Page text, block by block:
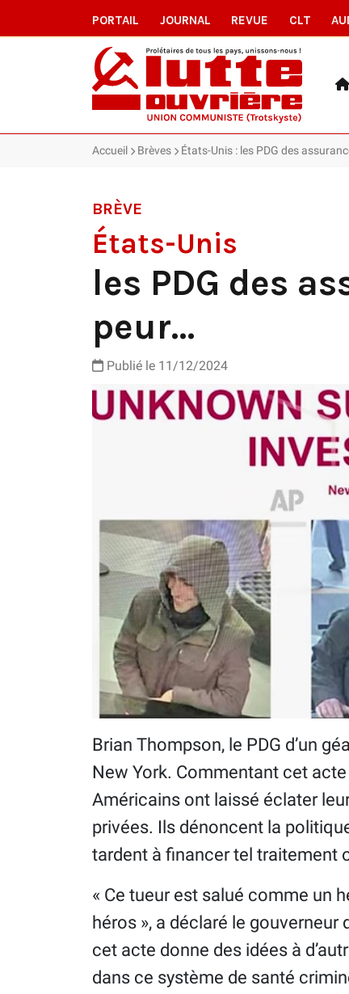
PORTAIL JOURNAL REVUE CLT
Accueil Brèves États-Unis : les PDG des
BRÈVE
États-Unis
les PDG des
peur…
Publié le 11/12/2024
Brian Thompson, le PDG d’un
New York. Commentant cet
Américains ont laissé éclater
privées. Ils dénoncent la
tardent à financer tel traitement
« Ce tueur est salué comme un
héros », a déclaré le
cet acte donne des idées à
dans ce système de santé